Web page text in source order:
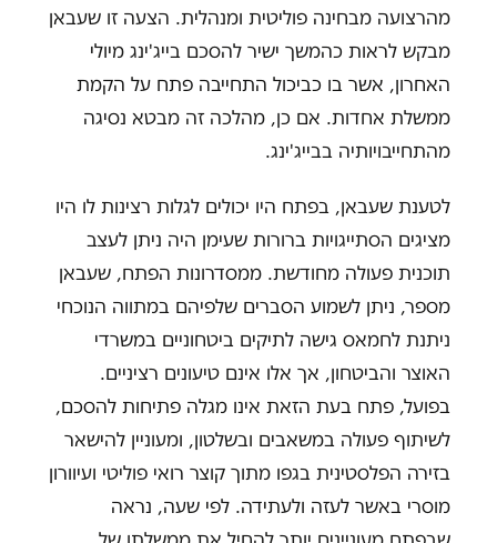
מהרצועה מבחינה פוליטית ומנהלית. הצעה זו שעבאן
מבקש לראות כהמשך ישיר להסכם בייג'ינג מיולי
האחרון, אשר בו כביכול התחייבה פתח על הקמת
ממשלת אחדות. אם כן, מהלכה זה מבטא נסיגה
מהתחייבויותיה בבייג'ינג.
לטענת שעבאן, בפתח היו יכולים לגלות רצינות לו היו
מציגים הסתייגויות ברורות שעימן היה ניתן לעצב
תוכנית פעולה מחודשת. ממסדרונות הפתח, שעבאן
מספר, ניתן לשמוע הסברים שלפיהם במתווה הנוכחי
ניתנת לחמאס גישה לתיקים ביטחוניים במשרדי
האוצר והביטחון, אך אלו אינם טיעונים רציניים.
בפועל, פתח בעת הזאת אינו מגלה פתיחות להסכם,
לשיתוף פעולה במשאבים ובשלטון, ומעוניין להישאר
בזירה הפלסטינית בגפו מתוך קוצר רואי פוליטי ועיוורון
מוסרי באשר לעזה ולעתידה. לפי שעה, נראה